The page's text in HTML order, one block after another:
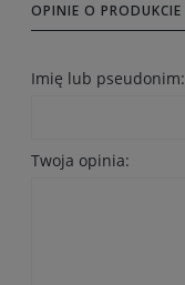
OPINIE O
Imię lub pseudonim:
Twoja opinia: